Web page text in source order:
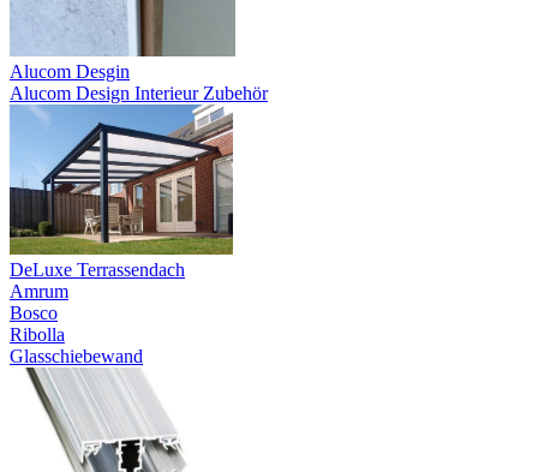
Alucom Desgin
Alucom Design Interieur Zubehör
DeLuxe Terrassendach
Amrum
Bosco
Ribolla
Glasschiebewand